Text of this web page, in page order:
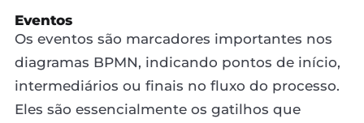
Eventos
Os eventos são marcadores importantes nos
diagramas BPMN, indicando pontos de início,
intermediários ou finais no fluxo do processo.
Eles são essencialmente os gatilhos que